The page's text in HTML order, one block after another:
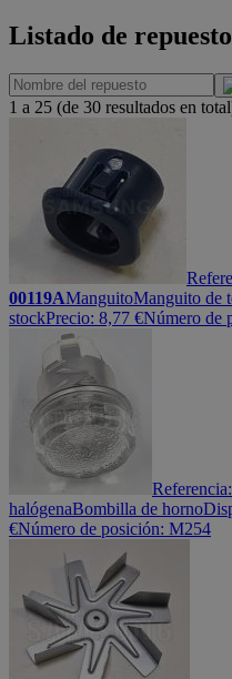
Listado de
1 a 25 (de 30 resultados en
00119AManguitoManguito de
stockPrecio: 8,77 €Número de
Referencia:
halógenaBombilla de horno
€Número de posición: M254